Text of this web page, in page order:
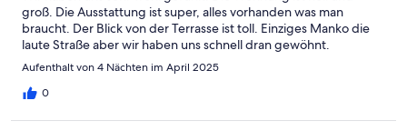
groß. Die Ausstattung ist super, alles vorhanden was man
braucht. Der Blick von der Terrasse ist toll. Einziges Manko die
laute Straße aber wir haben uns schnell dran gewöhnt.
Aufenthalt von 4 Nächten im April 2025
0